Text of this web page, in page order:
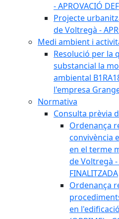
- APROVACIÓ
Projecte
de Voltregà -
Medi ambient i
Resolució per la
substancial la
ambiental
l'empresa
Normativa
Consulta prèvia
Ordenança
convivència
en el terme
de Voltregà -
FINALITZADA
Ordenança
en